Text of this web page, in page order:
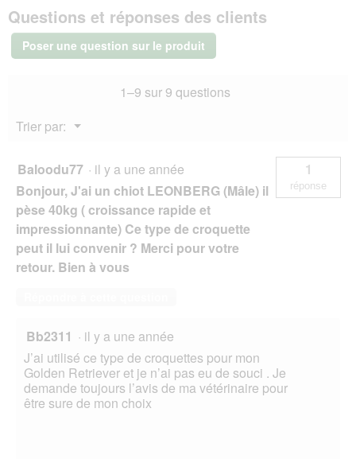
PLAN
Puppy
Robust
Healthy
Questions et réponses des clients
Poser une question sur le produit
1–9 sur 9 questions
Trier par:
▼
Menu
Baloodu77 · il y a une année
Bonjour, J'ai un chiot LEONBERG (Mâle) il
pèse 40kg ( croissance rapide et
impressionnante) Ce type de croquette
peut il lui convenir ? Merci pour votre
retour. Bien à vous
1
réponse
Bb2311 · il y a une année
J’ai utilisé ce type de croquettes pour mon
Golden Retriever et je n’ai pas eu de souci . Je
demande toujours l’avis de ma vétérinaire pour
être sure de mon choix